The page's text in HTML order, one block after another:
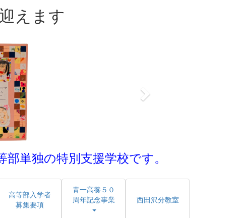
えます
部単独の特別支援学校です。
高等部入学者
募集要項
青一高養５０
周年記念事業
西田沢分教室